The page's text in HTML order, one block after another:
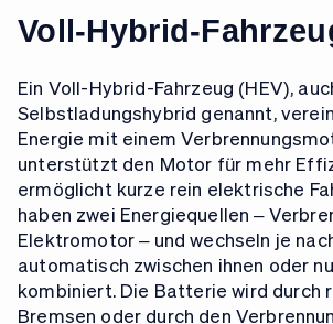
Voll-Hybrid-
Ein Voll-Hybrid-Fahrzeug (HEV),
Selbstladungshybrid genannt,
Energie mit einem
unterstützt den Motor für mehr
ermöglicht kurze rein elektrische
haben zwei Energiequellen –
Elektromotor – und wechseln je
automatisch zwischen ihnen oder
kombiniert. Die Batterie wird durch
Bremsen oder durch den